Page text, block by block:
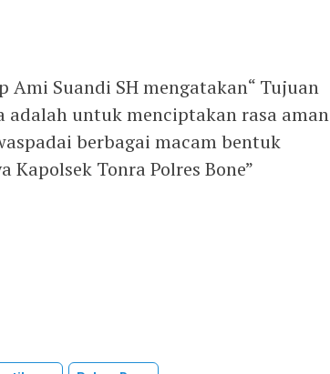
Ami Suandi SH mengatakan“ Tujuan
adalah untuk menciptakan rasa aman
berbagai macam bentuk
Kapolsek Tonra Polres Bone”